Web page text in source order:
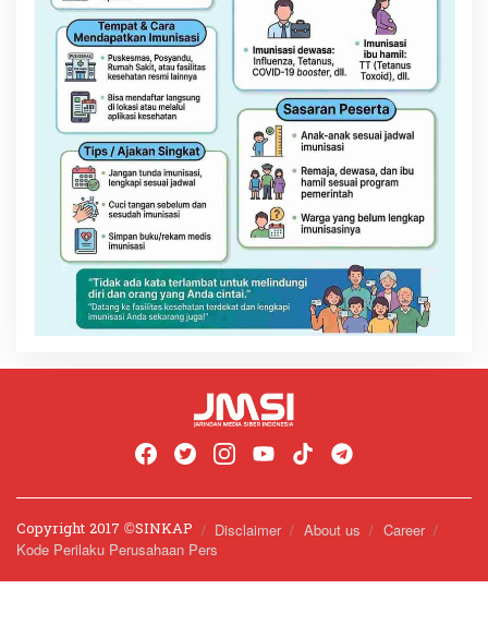
Copyright 2017 ©️SINKAP Disclaimer About us
Career
Kode Perilaku Perusahaan Pers